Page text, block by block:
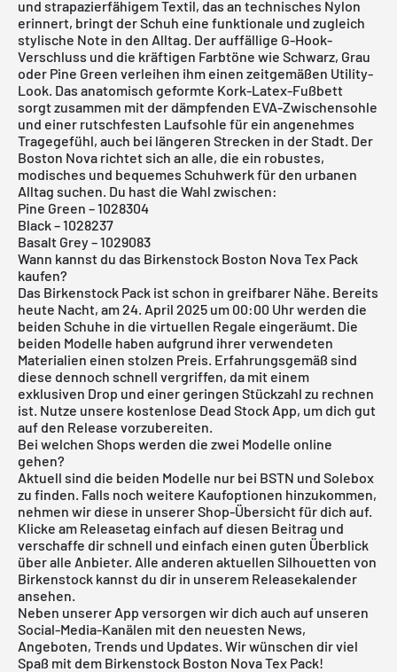
und strapazierfähigem Textil, das an technisches Nylon
erinnert, bringt der Schuh eine funktionale und zugleich
stylische Note in den Alltag. Der auffällige G-Hook-
Verschluss und die kräftigen Farbtöne wie Schwarz, Grau
oder Pine Green verleihen ihm einen zeitgemäßen Utility-
Look. Das anatomisch geformte Kork-Latex-Fußbett
sorgt zusammen mit der dämpfenden EVA-Zwischensohle
und einer rutschfesten Laufsohle für ein angenehmes
Tragegefühl, auch bei längeren Strecken in der Stadt. Der
Boston Nova richtet sich an alle, die ein robustes,
modisches und bequemes Schuhwerk für den urbanen
Alltag suchen. Du hast die Wahl zwischen:
Pine Green – 1028304
Black – 1028237
Basalt Grey – 1029083
Wann kannst du das Birkenstock Boston Nova Tex Pack
kaufen?
Das Birkenstock Pack ist schon in greifbarer Nähe. Bereits
heute Nacht, am 24. April 2025 um 00:00 Uhr werden die
beiden Schuhe in die virtuellen Regale eingeräumt. Die
beiden Modelle haben aufgrund ihrer verwendeten
Materialien einen stolzen Preis. Erfahrungsgemäß sind
diese dennoch schnell vergriffen, da mit einem
exklusiven Drop und einer geringen Stückzahl zu rechnen
ist. Nutze unsere kostenlose Dead Stock App, um dich gut
auf den Release vorzubereiten.
Bei welchen Shops werden die zwei Modelle online
gehen?
Aktuell sind die beiden Modelle nur bei BSTN und Solebox
zu finden. Falls noch weitere Kaufoptionen hinzukommen,
nehmen wir diese in unserer Shop-Übersicht für dich auf.
Klicke am Releasetag einfach auf diesen Beitrag und
verschaffe dir schnell und einfach einen guten Überblick
über alle Anbieter. Alle anderen aktuellen Silhouetten von
Birkenstock kannst du dir in unserem Releasekalender
ansehen.
Neben unserer App versorgen wir dich auch auf unseren
Social-Media-Kanälen mit den neuesten News,
Angeboten, Trends und Updates. Wir wünschen dir viel
Spaß mit dem Birkenstock Boston Nova Tex Pack!